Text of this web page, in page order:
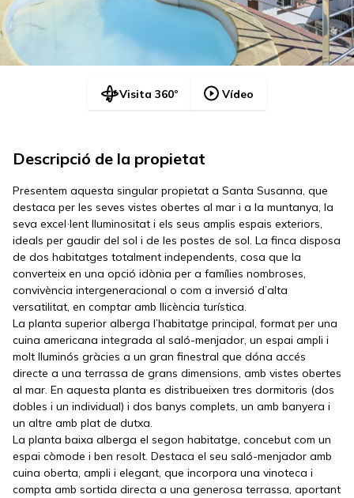
Visita 360º Vídeo
Descripció de la propietat
Presentem aquesta singular propietat a Santa Susanna, que
destaca per les seves vistes obertes al mar i a la muntanya, la
seva excel·lent lluminositat i els seus amplis espais exteriors,
ideals per gaudir del sol i de les postes de sol. La finca disposa
de dos habitatges totalment independents, cosa que la
converteix en una opció idònia per a famílies nombroses,
convivència intergeneracional o com a inversió d’alta
versatilitat, en comptar amb llicència turística.
La planta superior alberga l’habitatge principal, format per una
cuina americana integrada al saló-menjador, un espai ampli i
molt lluminós gràcies a un gran finestral que dóna accés
directe a una terrassa de grans dimensions, amb vistes obertes
al mar. En aquesta planta es distribueixen tres dormitoris (dos
dobles i un individual) i dos banys complets, un amb banyera i
un altre amb plat de dutxa.
La planta baixa alberga el segon habitatge, concebut com un
espai còmode i ben resolt. Destaca el seu saló-menjador amb
cuina oberta, ampli i elegant, que incorpora una vinoteca i
compta amb sortida directa a una generosa terrassa, aportant